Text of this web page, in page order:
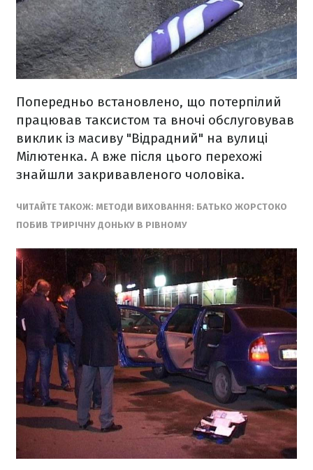
Попередньо встановлено, що потерпілий
працював таксистом та вночі обслуговував
виклик із масиву "Відрадний" на вулиці
Мілютенка. А вже після цього перехожі
знайшли закривавленого чоловіка.
ЧИТАЙТЕ ТАКОЖ: МЕТОДИ ВИХОВАННЯ: БАТЬКО ЖОРСТОКО
ПОБИВ ТРИРІЧНУ ДОНЬКУ В РІВНОМУ